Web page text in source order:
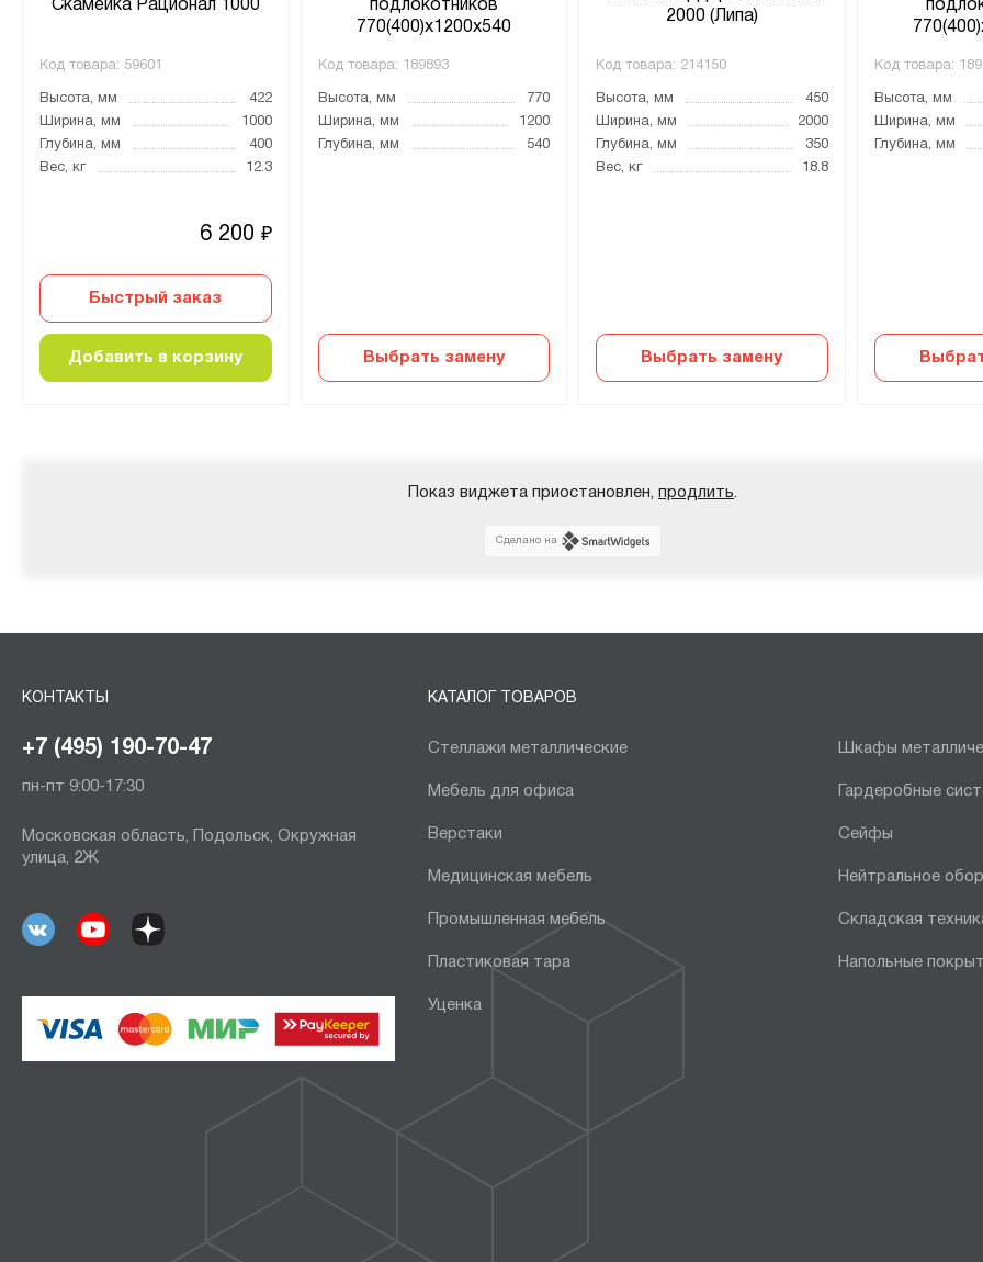
Скамейка Рационал 1000
Код товара: 59601
Высота, мм
422
Ширина, мм
1000
Глубина, мм
400
Вес, кг
12.3
6 200 ₽
Быстрый заказ
Добавить в корзину
подлокотников
770(400)х1200х540
Код товара: 189893
Высота, мм
770
Ширина, мм
1200
Глубина, мм
540
Выбрать замену
2000 (Липа)
Код товара: 214150
Высота, мм
450
Ширина, мм
2000
Глубина, мм
350
Вес, кг
18.8
Выбрать замену
Код товара:
Высота, мм
Ширина, мм
Глубина, мм
Показ виджета приостановлен, продлить
Сделано на
КОНТАКТЫ
+7 (495) 190-70-47
пн-пт 9:00-17:30
Московская область, Подольск, Окружная
улица, 2Ж
КАТАЛОГ ТОВАРОВ
Стеллажи металлические Шкафы
Мебель для офиса Гардеробные
Верстаки Сейфы
Медицинская мебель Нейтральное
Промышленная мебель Складская
Пластиковая тара Напольные
Уценка